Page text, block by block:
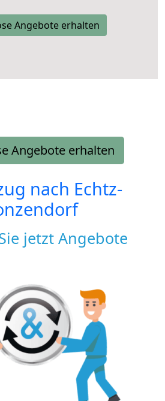
Angebote erhalten
Angebote erhalten
nach Echtz-
jetzt Angebote